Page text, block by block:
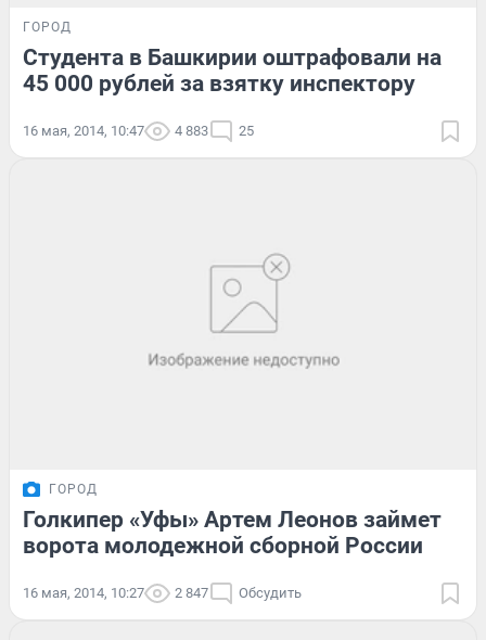
ГОРОД
Студента в Башкирии оштрафовали на
45 000 рублей за взятку инспектору
16 мая, 2014, 10:47 4 883 25
ГОРОД
Голкипер «Уфы» Артем Леонов займет
ворота молодежной сборной России
16 мая, 2014, 10:27 2 847 Обсудить